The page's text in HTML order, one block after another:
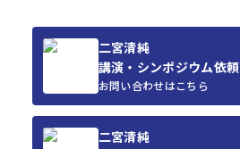
二宮清純
講演・シンポジウム依頼
お問い合わせはこちら
二宮清純